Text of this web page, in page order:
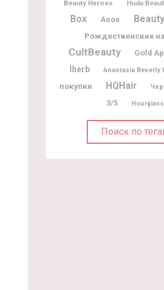
Beauty Heroes Huda
Box
Asos
Рождественские
CultBeauty Gold
Iherb Anastasia Beverly
покупки
HQHair
3/5 Hourglass
Поиск по